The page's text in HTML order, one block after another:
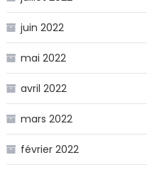
juin 2022
mai 2022
avril 2022
mars 2022
février 2022